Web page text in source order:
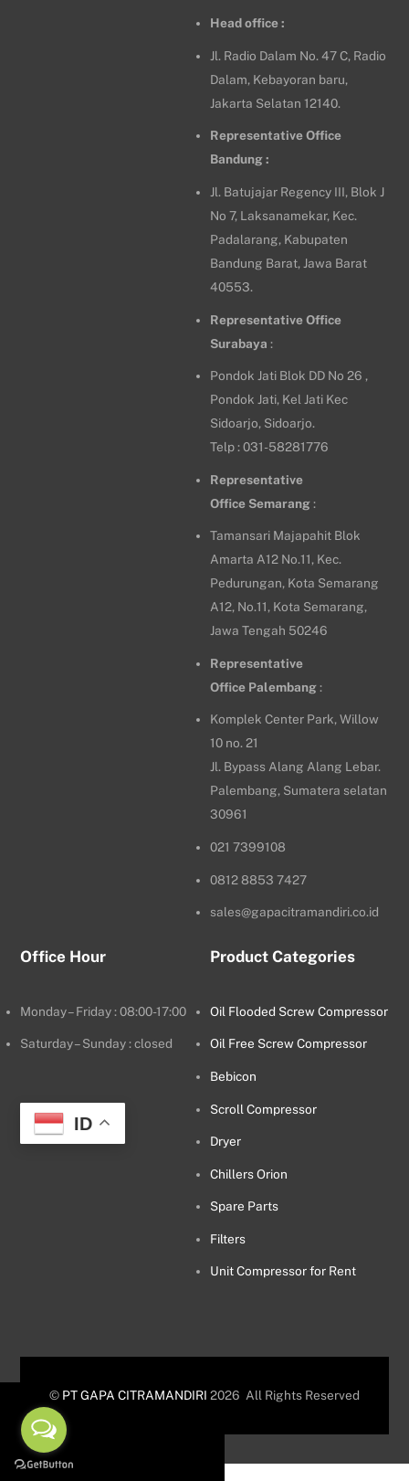
Head office :
Jl. Radio Dalam No. 47 C, Radio
Dalam, Kebayoran baru,
Jakarta Selatan 12140.
Representative Office
Bandung :
Jl. Batujajar Regency III, Blok J
No 7, Laksanamekar, Kec.
Padalarang, Kabupaten
Bandung Barat, Jawa Barat
40553.
Representative Office
Surabaya :
Pondok Jati Blok DD No 26 ,
Pondok Jati, Kel Jati Kec
Sidoarjo, Sidoarjo.
Telp : 031-58281776
Representative
Office Semarang :
Tamansari Majapahit Blok
Amarta A12 No.11, Kec.
Pedurungan, Kota Semarang
A12, No.11, Kota Semarang,
Jawa Tengah 50246
Representative
Office Palembang :
Komplek Center Park, Willow
10 no. 21
Jl. Bypass Alang Alang Lebar.
Palembang, Sumatera selatan
30961
021 7399108
0812 8853 7427
sales@gapacitramandiri.co.id
Office Hour
Monday – Friday : 08:00-17:00
Saturday – Sunday : closed
ID
Product Categories
Oil Flooded Screw Compressor
Oil Free Screw Compressor
Bebicon
Scroll Compressor
Dryer
Chillers Orion
Spare Parts
Filters
Unit Compressor for Rent
© PT GAPA CITRAMANDIRI 2026 All Rights Reserved